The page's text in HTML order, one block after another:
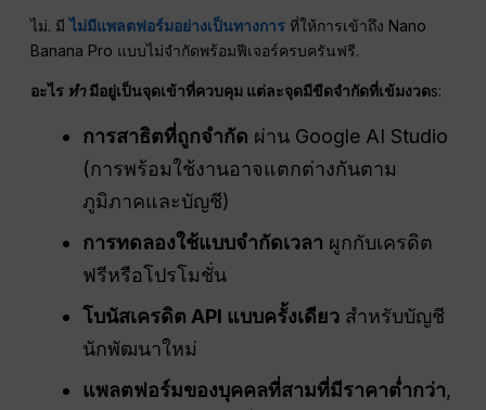
ไม่. มีไม่มีแพลตฟอร์มอย่างเป็นทางการ ที่ให้การเข้าถึง Nano
Banana Pro แบบไม่จำกัดพร้อมฟีเจอร์ครบครันฟรี.
อะไร ทำมีอยู่เป็นจุดเข้าที่ควบคุม แต่ละจุดมีขีดจำกัดที่เข้มงวดs:
การสาธิตที่ถูกจำกัด ผ่าน Google AI Studio
(การพร้อมใช้งานอาจแตกต่างกันตาม
ภูมิภาคและบัญชี)
การทดลองใช้แบบจำกัดเวลา ผูกกับเครดิต
ฟรีหรือโปรโมชั่น
โบนัสเครดิต API แบบครั้งเดียว สำหรับบัญชี
นักพัฒนาใหม่
แพลตฟอร์มของบุคคลที่สามที่มีราคาต่ำกว่า,